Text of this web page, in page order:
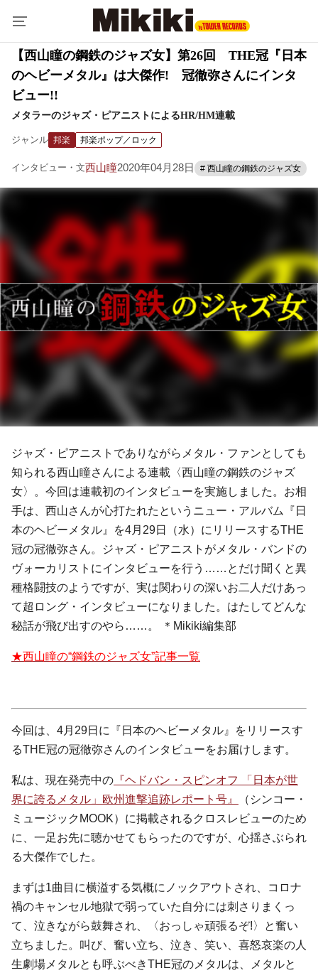
【西山瞳の鋼鉄のジャズ女】第26回 THE冠『日本
のヘビーメタル』は大傑作! 冠徹弥さんにインタ
ビュー!!
メタラーのジャズ・ピアニストによるHR/HM連載
ジャンル 邦楽 邦楽ポップ／ロック
インタビュー・文西山瞳2020年04月28日 # 西山瞳の鋼鉄のジャズ女
ジャズ・ピアニストでありながらメタル・ファンとしても
知られる西山瞳さんによる連載〈西山瞳の鋼鉄のジャズ
女〉。今回は連載初のインタビューを実施しました。お相
手は、西山さんが心打たれたというニュー・アルバム『日
本のヘビーメタル』を4月29日（水）にリリースするTHE
冠の冠徹弥さん。ジャズ・ピアニストがメタル・バンドの
ヴォーカリストにインタビューを行う……とだけ聞くと異
種格闘技のようですが、実は関わりの深いお二人だけあっ
て超ロング・インタビューになりました。はたしてどんな
秘話が飛び出すのやら……。 ＊Mikiki編集部
★西山瞳の“鋼鉄のジャズ女”記事一覧
今回は、4月29日に『日本のヘビーメタル』をリリースす
るTHE冠の冠徹弥さんのインタビューをお届けします。
私は、現在発売中の 『ヘドバン・スピンオフ 「日本が世
界に誇るメタル」欧州進撃追跡レポート号』
（シンコー・
ミュージックMOOK）に掲載されるクロスレビューのため
に、一足お先に聴かせてもらったのですが、心揺さぶられ
る大傑作でした。
まずは1曲目に横溢する気概にノックアウトされ、コロナ
禍のキャンセル地獄で弱っていた自分には刺さりまくっ
て、泣きながら鼓舞され、〈おっしゃ頑張るぞ!〉と奮い
立ちました。叫び、奮い立ち、泣き、笑い、喜怒哀楽の人
生劇場メタルとも呼ぶべきTHE冠のメタルは、メタルと